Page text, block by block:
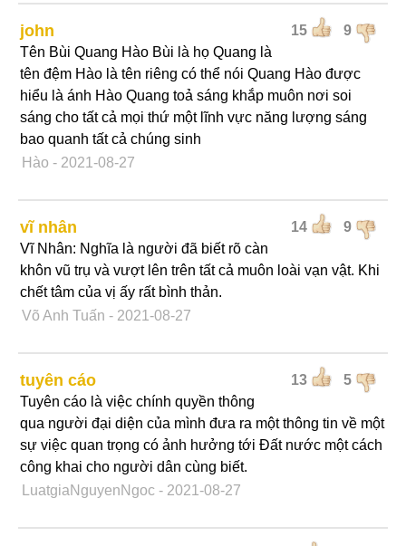
15 9
john
Tên Bùi Quang Hào Bùi là họ Quang là
tên đệm Hào là tên riêng có thể nói Quang Hào được
hiểu là ánh Hào Quang toả sáng khắp muôn nơi soi
sáng cho tất cả mọi thứ một lĩnh vực năng lượng sáng
bao quanh tất cả chúng sinh
Hào - 2021-08-27
14 9
vĩ nhân
Vĩ Nhân: Nghĩa là người đã biết rõ càn
khôn vũ trụ và vượt lên trên tất cả muôn loài vạn vật. Khi
chết tâm của vị ấy rất bình thản.
Võ Anh Tuấn - 2021-08-27
13 5
tuyên cáo
Tuyên cáo là việc chính quyền thông
qua người đại diện của mình đưa ra một thông tin về một
sự việc quan trọng có ảnh hưởng tới Đất nước một cách
công khai cho người dân cùng biết.
LuatgiaNguyenNgoc - 2021-08-27